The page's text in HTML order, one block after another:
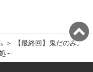
＞
【最終回】鬼だのみ。
～